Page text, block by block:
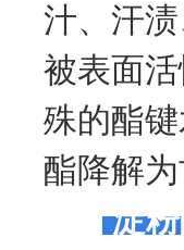
汁、汗
被表面
殊的酯
酯降解
淀